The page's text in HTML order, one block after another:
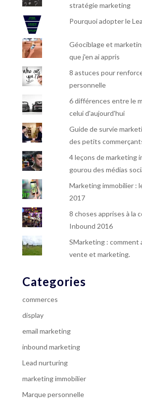
stratégie marketing
Pourquoi adopter le
Géociblage et
que j'en ai appris
8 astuces pour
personnelle
6 différences entre le
celui d'aujourd'hui
Guide de survie
des petits
4 leçons de marketing
gourou des médias
Marketing immobilier :
2017
8 choses apprises à la
Inbound 2016
SMarketing : comment
vente et marketing.
Categories
commerces
display
email marketing
inbound marketing
Lead nurturing
marketing immobilier
Marque personnelle